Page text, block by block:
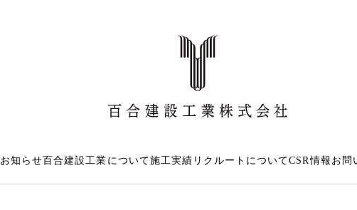
お知らせ百合建設工業について施工実績 リクルートについてCSR情報 お問